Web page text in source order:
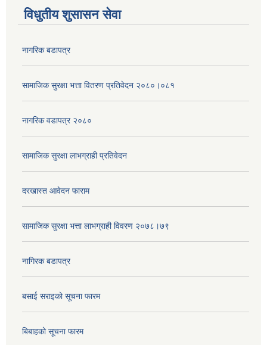
विधुतीय शुसासन सेवा
नागरिक बडापत्र
सामाजिक सुरक्षा भत्ता वितरण प्रतिवेदन २०८०।०८१
नागरिक वडापत्र २०८०
सामाजिक सुरक्षा लाभग्राही प्रतिवेदन
दरखास्त आवेदन फाराम
सामाजिक सुरक्षा भत्ता लाभग्राही विवरण २०७८।७९
नागिरक बडापत्र
बसाई सराइको सूचना फारम
बिबाहको सूचना फारम